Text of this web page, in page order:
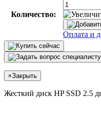
Количество:
Оплата и
×Закрыть
Жесткий диск HP SSD 2.5